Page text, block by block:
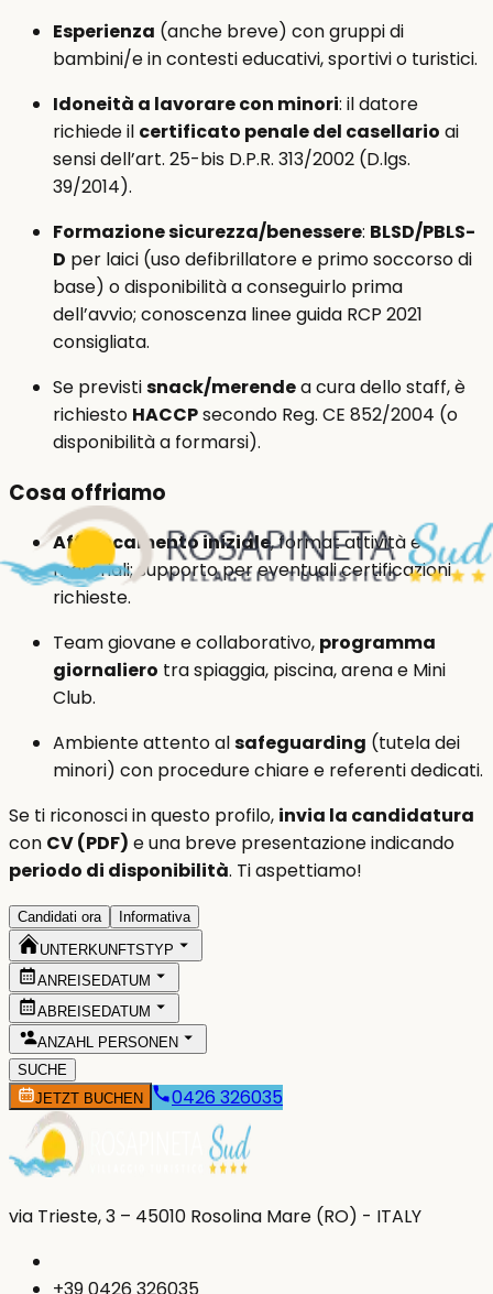
Esperienza (anche breve) con gruppi di
bambini/e in contesti educativi, sportivi o turistici.
Idoneità a lavorare con minori: il datore
richiede il certificato penale del casellario ai
sensi dell’art. 25-bis D.P.R. 313/2002 (D.lgs.
39/2014).
Formazione sicurezza/benessere: BLSD/PBLS-
D per laici (uso defibrillatore e primo soccorso di
base) o disponibilità a conseguirlo prima
dell’avvio; conoscenza linee guida RCP 2021
consigliata.
Se previstisnack/merendea cura dello staff, è
richiesto HACCPsecondo Reg. CE 852/2004 (o
disponibilità a formarsi).
Cosa offriamo
Affiancamento iniziale, format attività e
materiali; supporto per eventuali certificazioni
richieste.
Team giovane e collaborativo, programma
giornaliero tra spiaggia, piscina, arena e Mini
Club.
Ambiente attento alsafeguarding (tutela dei
minori) con procedure chiare e referenti dedicati.
Se ti riconosci in questo profilo, invia la candidatura
con CV (PDF) e una breve presentazione indicando
periodo di disponibilità. Ti aspettiamo!
Candidati ora
Informativa
UNTERKUNFTSTYP
ANREISEDATUM
ABREISEDATUM
ANZAHL PERSONEN
SUCHE
JETZT BUCHEN
0426 326035
via Trieste, 3 – 45010 Rosolina Mare (RO) - ITALY